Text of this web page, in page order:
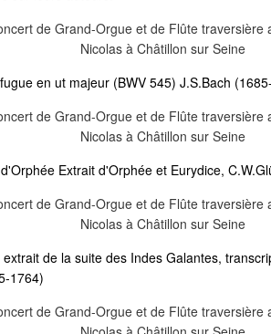
en ut majeur (BWV 545) J.S.Bach
Extrait d'Orphée et Eurydice,
de la suite des Indes Galantes,
1764)